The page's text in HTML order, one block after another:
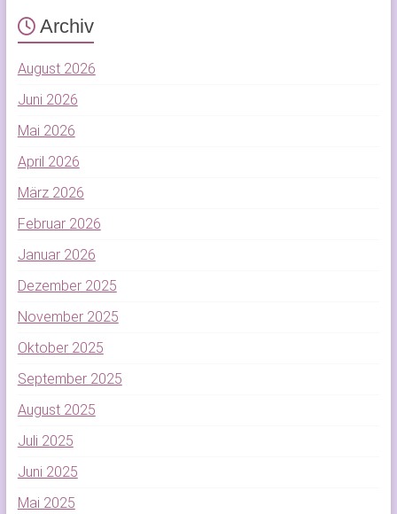
Archiv
August 2026
Juni 2026
Mai 2026
April 2026
März 2026
Februar 2026
Januar 2026
Dezember 2025
November 2025
Oktober 2025
September 2025
August 2025
Juli 2025
Juni 2025
Mai 2025